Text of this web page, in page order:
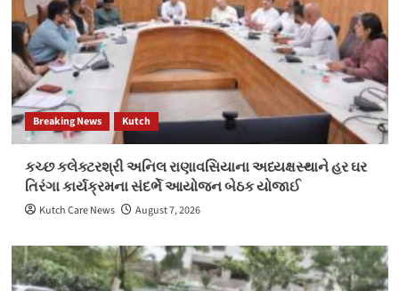
Breaking News Kutch
કચ્છ કલેક્ટરશ્રી અનિલ રાણાવસિયાના અધ્યક્ષસ્થાને હર ઘર
તિરંગા કાર્યક્રમના સંદર્ભે આયોજન બેઠક યોજાઈ
Kutch Care News August 7, 2026